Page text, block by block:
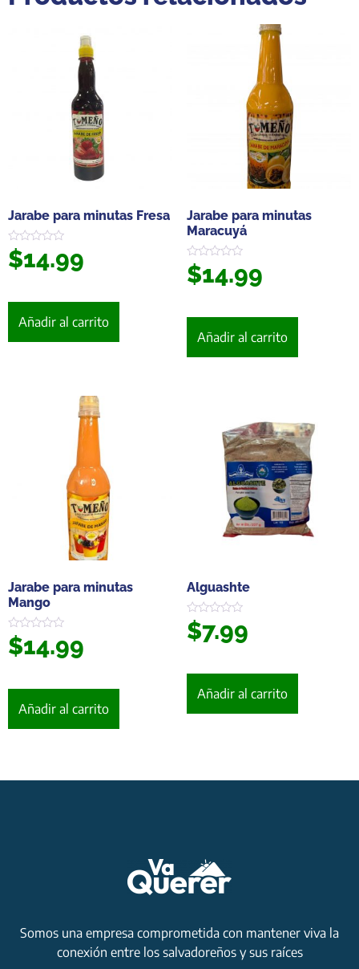
Jarabe para minutas Fresa
Valorado
en
$14.99
Añadir al carrito
Jarabe para minutas
Maracuyá
Valorado
en
$14.99
Añadir al carrito
Jarabe para minutas
Mango
Valorado
en
$14.99
Añadir al carrito
Alguashte
Valorado
en
$7.99
Añadir al carrito
Somos una empresa comprometida con mantener viva la
conexión entre los salvadoreños y sus raíces